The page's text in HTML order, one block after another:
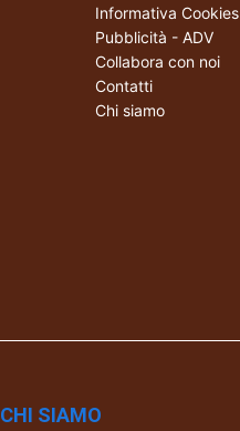
Informativa Cookies
Pubblicità - ADV
Collabora con noi
Contatti
Chi siamo
CHI SIAMO